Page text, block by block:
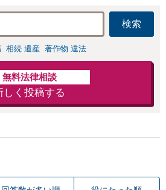
検索
相続 遺産 著作物 違法
無料法律相談
しく投稿する